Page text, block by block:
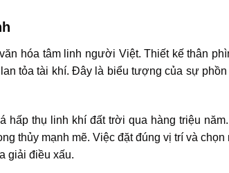
hóa tâm linh người Việt. Thiết kế thân
tỏa tài khí. Đây là biểu tượng của sự
thụ linh khí đất trời qua hàng triệu
thủy mạnh mẽ. Việc đặt đúng vị trí và chọn
giải điều xấu.